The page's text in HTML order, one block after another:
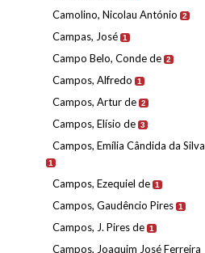
Camolino, Nicolau António 2
Campas, José 1
Campo Belo, Conde de 2
Campos, Alfredo 1
Campos, Artur de 2
Campos, Elísio de 3
Campos, Emília Cândida da Silva
1
Campos, Ezequiel de 1
Campos, Gaudêncio Pires 1
Campos, J. Pires de 1
Campos, Joaquim José Ferreira